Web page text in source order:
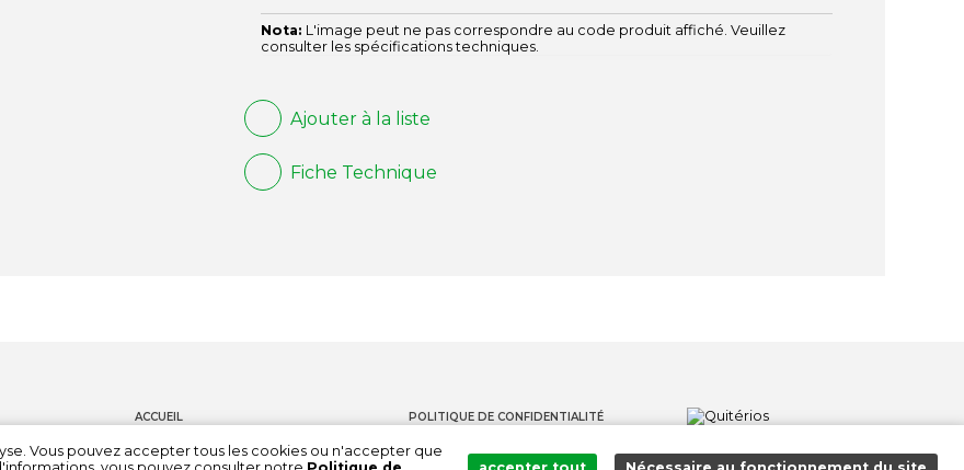
Nota: L'image peut ne pas correspondre au code produit affiché. Veuillez
consulter les spécifications techniques.
Ajouter à la liste
Fiche Technique
ACCUEIL
POLITIQUE DE CONFIDENTIALITÉ
Vous pouvez accepter tous les cookies ou n'accepter que